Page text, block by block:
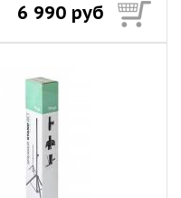
6 990 руб